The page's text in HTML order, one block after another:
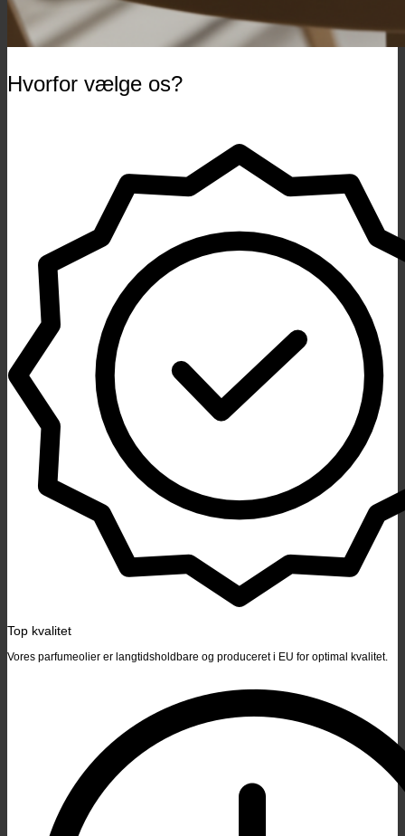
Hvorfor vælge os?
Top kvalitet
Vores parfumeolier er langtidsholdbare og produceret i EU for optimal kvalitet.